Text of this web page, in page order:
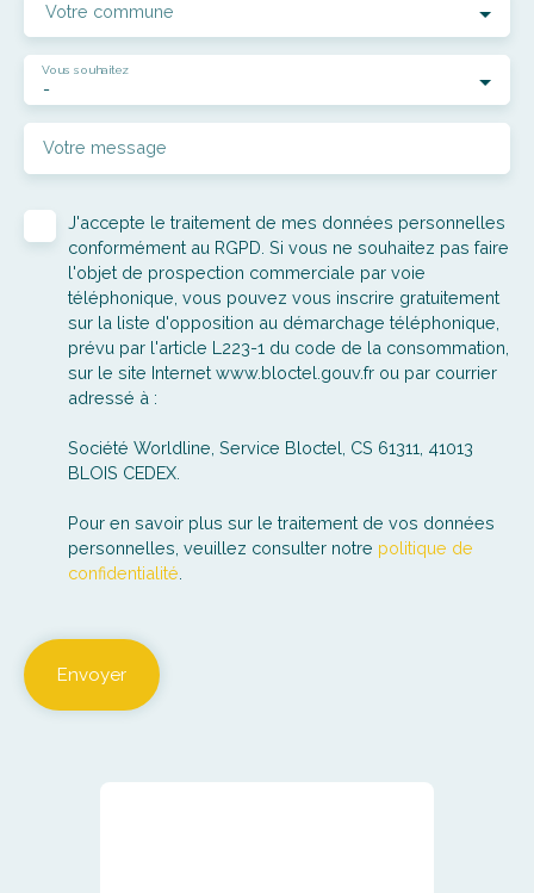
Votre commune
-
Vous souhaitez
Votre message
J'accepte le traitement de mes données personnelles
conformément au RGPD. Si vous ne souhaitez pas faire
l'objet de prospection commerciale par voie
téléphonique, vous pouvez vous inscrire gratuitement
sur la liste d'opposition au démarchage téléphonique,
prévu par l'article L223-1 du code de la consommation,
sur le site Internet www.bloctel.gouv.fr ou par courrier
adressé à :
Société Worldline, Service Bloctel, CS 61311, 41013
BLOIS CEDEX.
Pour en savoir plus sur le traitement de vos données
personnelles, veuillez consulter notre politique de
confidentialité.
Envoyer